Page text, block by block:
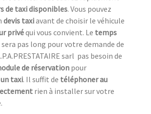
de taxi disponibles. Vous pouvez
devis taxiavant de choisir le véhicule
privéqui vous convient. Le temps
sera pas long pour votre demande de
sarl pas besoin de
de réservation pour
taxi. Il suffit de téléphoner au
rien à installer sur votre